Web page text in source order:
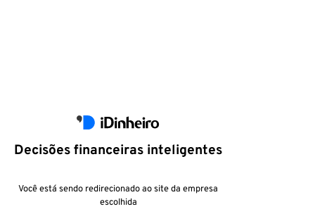
Decisões financeiras inteligentes
Você está sendo redirecionado ao site da empresa
escolhida